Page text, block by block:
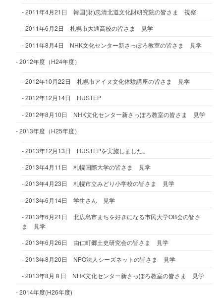
2011年4月21日 韓国(財)忠清北道文化財研究院の皆さま 視察
2011年6月2日 札幌市大通高校の皆さま 見学
2011年8月4日 NHK文化センター新さっぽろ教室の皆さま 見学
2012年度（H24年度）
2012年10月22日 札幌市アイヌ文化体験講座の皆さま 見学
2012年12月14日 HUSTEP
2012年8月10日 NHK文化センター新さっぽろ教室の皆さま 見学
2013年度（H25年度）
2013年12月13日 HUSTEPを実施しました。
2013年4月11日 札幌国際大学の皆さま 見学
2013年4月23日 札幌市立みどり小学校の皆さま 見学
2013年6月14日 学生さん 見学
2013年6月21日 北広島市まちを好きになる市民大学OB会の皆さ
ま 見学
2013年6月26日 由仁町郷土史研究会の皆さま 見学
2013年8月20日 NPO法人シーズネットの皆さま 見学
2013年8月８日 NHK文化センター新さっぽろ教室の皆さま 見学
2014年度(H26年度)